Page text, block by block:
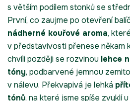
s větším podílem stonků se
První, co zaujme po otevření
nádherné kouřové aroma,
v představivosti přenese někam
chvíli později se rozvinou lehce
tóny, podbarvené jemnou
v nálevu. Překvapivá je lehká
tónů, na které jsme spíše zvyklí u